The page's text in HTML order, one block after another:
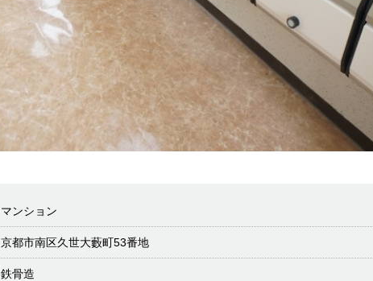
マンション
京都市南区久世大藪町53番地
鉄骨造